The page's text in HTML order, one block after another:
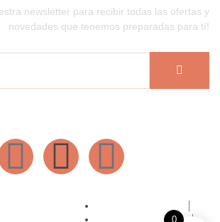
newsletter para recibir todas las ofertas y
novedades que tenemos preparadas para tí!
Condiciones de compra
0